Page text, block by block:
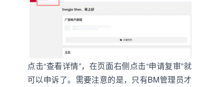
点击“查看详情”，在页面右侧点击“申请复审”就
可以申诉了。需要注意的是，只有BM管理员才